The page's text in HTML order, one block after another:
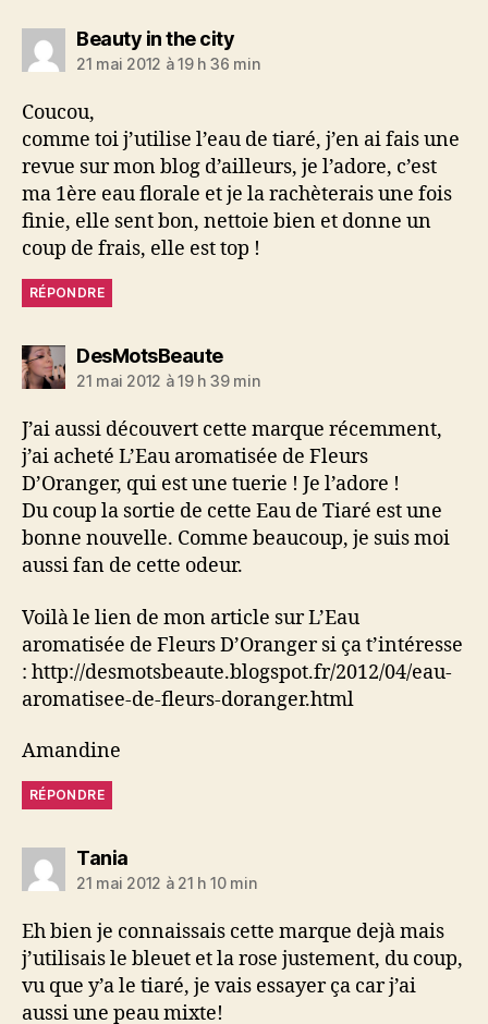
Beauty in the citydit :
21 mai 2012 à 19 h 36 min
Coucou,
comme toi j’utilise l’eau de tiaré, j’en ai fais une
revue sur mon blog d’ailleurs, je l’adore, c’est
ma 1ère eau florale et je la rachèterais une fois
finie, elle sent bon, nettoie bien et donne un
coup de frais, elle est top !
RÉPONDRE
DesMotsBeautedit :
21 mai 2012 à 19 h 39 min
J’ai aussi découvert cette marque récemment,
j’ai acheté L’Eau aromatisée de Fleurs
D’Oranger, qui est une tuerie ! Je l’adore !
Du coup la sortie de cette Eau de Tiaré est une
bonne nouvelle. Comme beaucoup, je suis moi
aussi fan de cette odeur.
Voilà le lien de mon article sur L’Eau
aromatisée de Fleurs D’Oranger si ça t’intéresse
: http://desmotsbeaute.blogspot.fr/2012/04/eau-
aromatisee-de-fleurs-doranger.html
Amandine
RÉPONDRE
Taniadit :
21 mai 2012 à 21 h 10 min
Eh bien je connaissais cette marque dejà mais
j’utilisais le bleuet et la rose justement, du coup,
vu que y’a le tiaré, je vais essayer ça car j’ai
aussi une peau mixte!